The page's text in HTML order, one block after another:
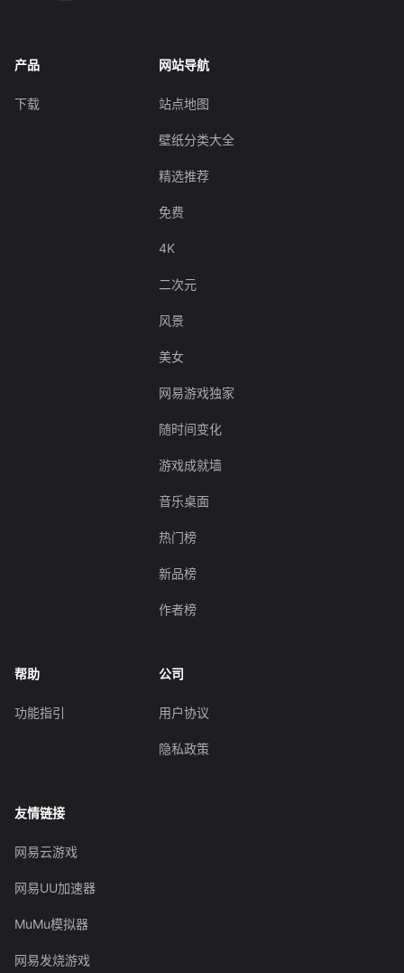
产品
下载
网站导航
站点地图
壁纸分类大全
精选推荐
免费
4K
二次元
风景
美女
网易游戏独家
随时间变化
游戏成就墙
音乐桌面
热门榜
新品榜
作者榜
帮助
功能指引
公司
用户协议
隐私政策
友情链接
网易云游戏
网易UU加速器
MuMu模拟器
网易发烧游戏